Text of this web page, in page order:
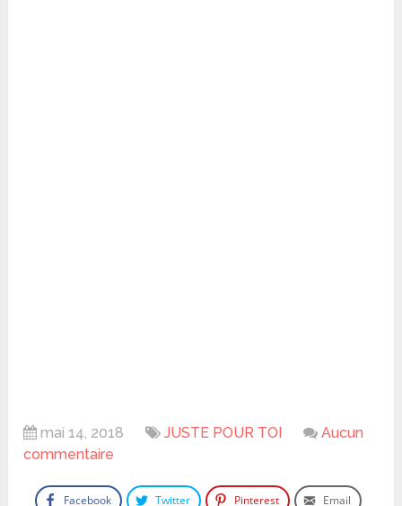
mai 14, 2018 JUSTE POUR TOI
Aucun
commentaire
Facebook Twitter Pinterest Email